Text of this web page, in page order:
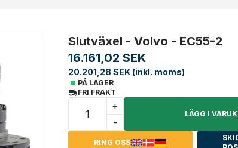
Slutväxel - Volvo - EC55-2
16.161,02 SEK
20.201,28 SEK (inkl. moms)
PÅ LAGER
FRI FRAKT
+
-
LÄGG I
RING OSS